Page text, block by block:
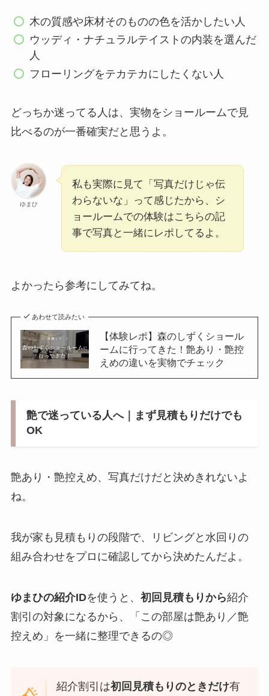
木の質感や床材そのものの色を活かしたい人
ウッディ・ナチュラルテイストの内装を選んだ
人
フローリングをテカテカにしたくない人
どっちか迷ってる人は、実物をショールームで見
比べるのが一番確実だと思うよ。
ゆまひ
私も実際に見て「写真だけじゃ伝
わらないな」って感じたから、シ
ョールームでの体験はこちらの記
事で写真と一緒にレポしてるよ。
よかったら参考にしてみてね。
あわせて読みたい
【体験レポ】森のしずくショール
ームに行ってきた！艶あり・艶控
えめの違いを実物でチェック
艶で迷っている人へ｜まず見積もりだけでも
OK
艶あり・艶控えめ、写真だけだと決めきれないよ
ね。
我が家も見積もりの段階で、リビングと水回りの
組み合わせをプロに確認してから決めたんだよ。
ゆまひの紹介IDを使うと、 初回見積もりから紹介
割引の対象になるから、「この部屋は艶あり／艶
控えめ」を一緒に整理できるの◎
紹介割引は初回見積もりのときだけ有